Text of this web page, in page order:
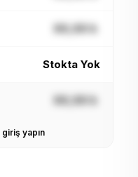
XX,XX ₺
Stokta Yok
XX,XX ₺
giriş yapın